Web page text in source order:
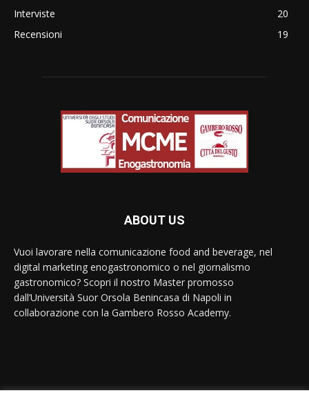
Interviste
20
Recensioni
19
ABOUT US
Vuoi lavorare nella comunicazione food and beverage, nel
digital marketing enogastronomico o nel giornalismo
gastronomico? Scopri il nostro Master promosso
dall’Università Suor Orsola Benincasa di Napoli in
collaborazione con la Gambero Rosso Academy.